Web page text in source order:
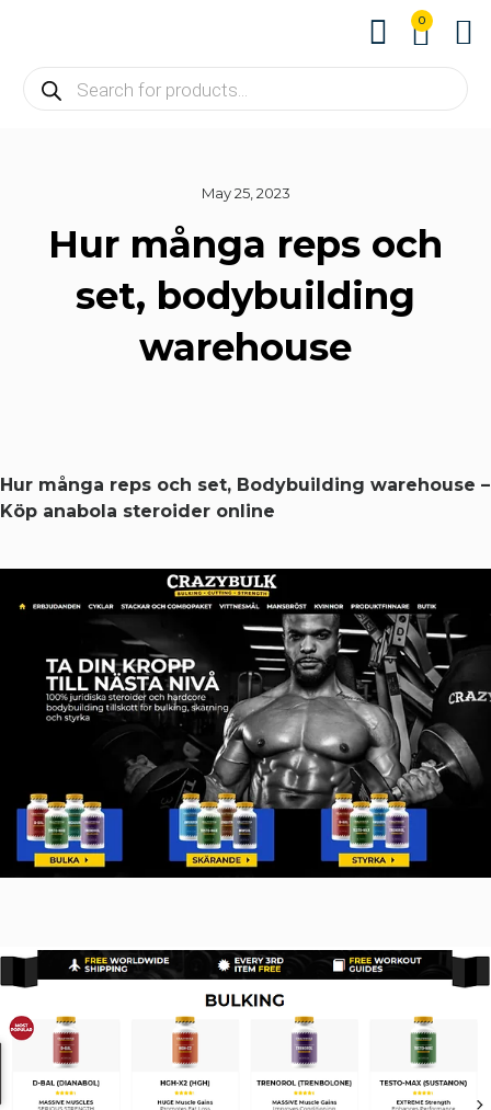
0
May 25, 2023
Hur många reps och
set, bodybuilding
warehouse
Hur många reps och set, Bodybuilding warehouse –
Köp anabola steroider online